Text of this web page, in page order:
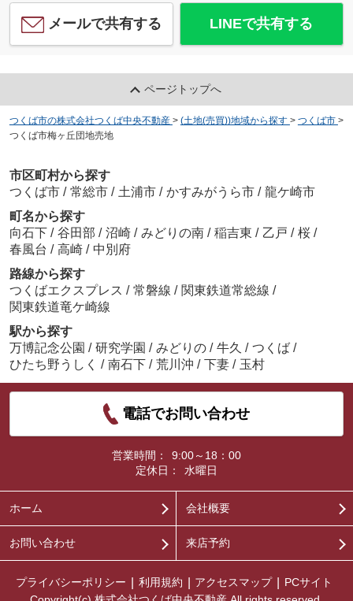
メールで共有する LINEで共有する
ページトップへ
つくば市の株式会社つくば中央不動産 > (土地(売買))地域から探す > つくば市 >
つくば市梅ヶ丘団地売地
市区町村から探す
つくば市 / 常総市 / 土浦市 / かすみがうら市 / 龍ケ崎市
町名から探す
向石下 / 谷田部 / 沼崎 / みどりの南 / 稲吉東 / 乙戸 / 桜 /
春風台 / 高崎 / 中別府
路線から探す
つくばエクスプレス / 常磐線 / 関東鉄道常総線 /
関東鉄道竜ケ崎線
駅から探す
万博記念公園 / 研究学園 / みどりの / 牛久 / つくば /
ひたち野うしく / 南石下 / 荒川沖 / 下妻 / 玉村
電話でお問い合わせ
営業時間：
9:00～18：00
定休日：
水曜日
ホーム 会社概要
お問い合わせ 来店予約
プライバシーポリシー 利用規約 アクセスマップ
PCサイト